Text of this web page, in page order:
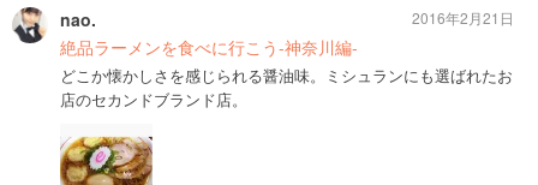
nao.
絶品ラーメンを食べに行こう-神奈川編-
どこか懐かしさを感じられる醤油味。ミシュランにも選ばれたお
店のセカンドブランド店。
2016年2月21日